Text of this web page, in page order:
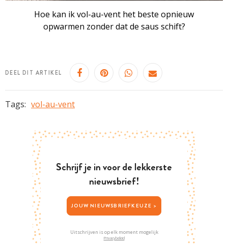
Hoe kan ik vol-au-vent het beste opnieuw
opwarmen zonder dat de saus schift?
DEEL DIT ARTIKEL
Tags: vol-au-vent
Schrijf je in voor de lekkerste
nieuwsbrief!
JOUW NIEUWSBRIEFKEUZE >
Uitschrijven is op elk moment mogelijk
Privacybeleid